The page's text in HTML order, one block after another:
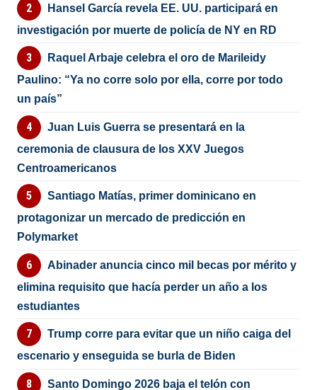
Hansel García revela EE. UU. participará en
investigación por muerte de policía de NY en RD
Raquel Arbaje celebra el oro de Marileidy
Paulino: “Ya no corre solo por ella, corre por todo
un país”
Juan Luis Guerra se presentará en la
ceremonia de clausura de los XXV Juegos
Centroamericanos
Santiago Matías, primer dominicano en
protagonizar un mercado de predicción en
Polymarket
Abinader anuncia cinco mil becas por mérito y
elimina requisito que hacía perder un año a los
estudiantes
Trump corre para evitar que un niño caiga del
escenario y enseguida se burla de Biden
Santo Domingo 2026 baja el telón con